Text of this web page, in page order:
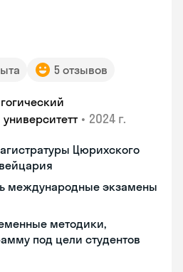
5 отзывов
• 2024 г.
Цюрихского
международные экзамены
методики,
под цели студентов